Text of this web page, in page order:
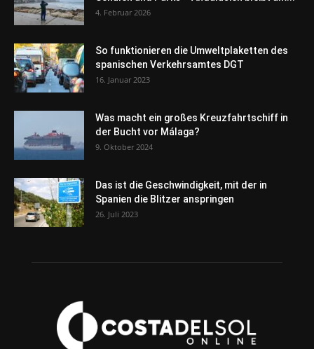
4. Februar 2026
So funktionieren die Umweltplaketten des
spanischen Verkehrsamtes DGT
16. Januar 2023
Was macht ein großes Kreuzfahrtschiff in
der Bucht vor Málaga?
9. Oktober 2024
Das ist die Geschwindigkeit, mit der in
Spanien die Blitzer anspringen
26. Juli 2023